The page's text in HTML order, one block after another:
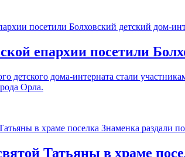
епархии посетили
детского дома-интерната стали
Орла.
Татьяны в храме